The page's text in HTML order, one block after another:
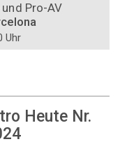
Pro-AV
Uhr
Heute Nr.